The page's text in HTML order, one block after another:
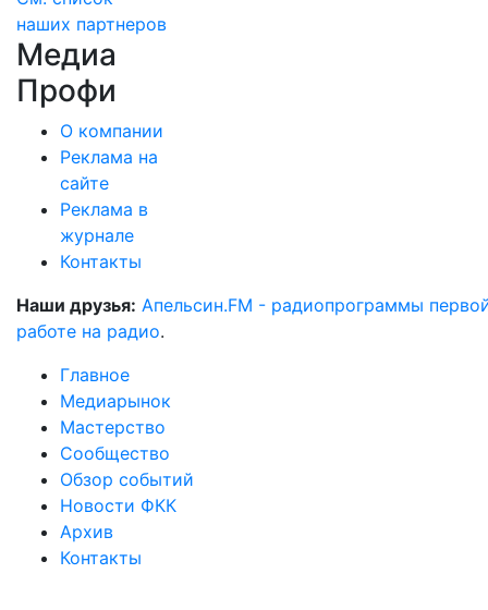
наших партнеров
Медиа
Профи
О компании
Реклама на
сайте
Реклама в
журнале
Контакты
Наши друзья: Апельсин.FM - радиопрограммы
работе на радио.
Главное
Медиарынок
Мастерство
Сообщество
Обзор событий
Новости ФКК
Архив
Контакты